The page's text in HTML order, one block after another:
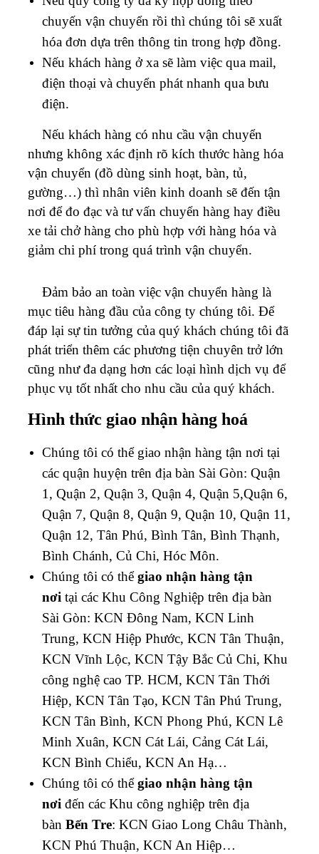
chuyến vận chuyển rồi thì chúng tôi sẽ xuất
hóa đơn dựa trên thông tin trong hợp đồng.
Nếu khách hàng ở xa sẽ làm việc qua mail,
điện thoại và chuyển phát nhanh qua bưu
điện.
Nếu khách hàng có nhu cầu vận chuyển
nhưng không xác định rõ kích thước hàng hóa
vận chuyển (đồ dùng sinh hoạt, bàn, tủ,
gường…) thì nhân viên kinh doanh sẽ đến tận
nơi để đo đạc và tư vấn chuyển hàng hay điều
xe tải chở hàng cho phù hợp với hàng hóa và
giảm chi phí trong quá trình vận chuyển.
Đảm bảo an toàn việc vận chuyển hàng là
mục tiêu hàng đầu của công ty chúng tôi. Để
đáp lại sự tin tưởng của quý khách chúng tôi đã
phát triển thêm các phương tiện chuyên trở lớn
cũng như đa dạng hơn các loại hình dịch vụ để
phục vụ tốt nhất cho nhu cầu của quý khách.
Hình thức giao nhận hàng hoá
Chúng tôi có thể giao nhận hàng tận nơi tại
các quận huyện trên địa bàn Sài Gòn: Quận
1, Quận 2, Quận 3, Quận 4, Quận 5,Quận 6,
Quận 7, Quận 8, Quận 9, Quận 10, Quận 11,
Quận 12, Tân Phú, Bình Tân, Bình Thạnh,
Bình Chánh, Củ Chi, Hóc Môn.
Chúng tôi có thểgiao nhận hàng tận
nơi tại các Khu Công Nghiệp trên địa bàn
Sài Gòn: KCN Đông Nam, KCN Linh
Trung, KCN Hiệp Phước, KCN Tân Thuận,
KCN Vĩnh Lộc, KCN Tậy Bắc Củ Chi, Khu
công nghệ cao TP. HCM, KCN Tân Thới
Hiệp, KCN Tân Tạo, KCN Tân Phú Trung,
KCN Tân Bình, KCN Phong Phú, KCN Lê
Minh Xuân, KCN Cát Lái, Cảng Cát Lái,
KCN Bình Chiểu, KCN An Hạ…
Chúng tôi có thểgiao nhận hàng tận
nơi đến các Khu công nghiệp trên địa
bàn Bến Tre: KCN Giao Long Châu Thành,
KCN Phú Thuận, KCN An Hiệp…